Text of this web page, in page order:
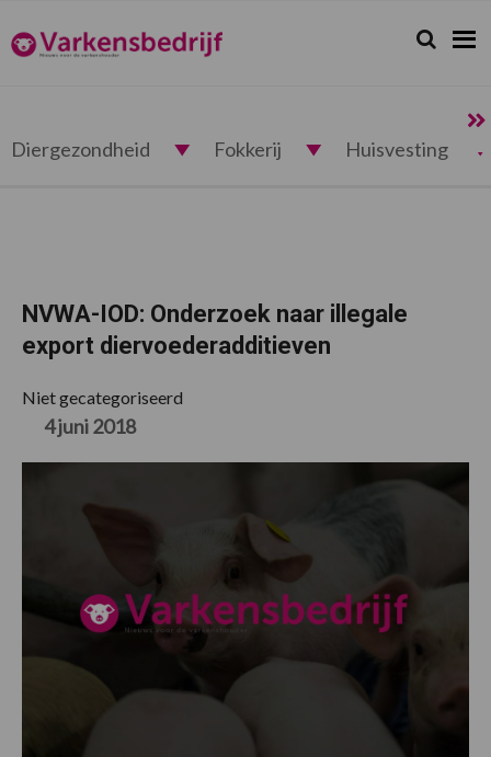
de
hoofdnavigatie
de
hoofd
de
eerste
de
voettekst
Varkensbedrijf.nl Zoeken...
Zoek
Diergezondheid Fokkerij Huisvesting
NVWA-IOD: Onderzoek naar illegale
export diervoederadditieven
Niet gecategoriseerd
4 juni 2018